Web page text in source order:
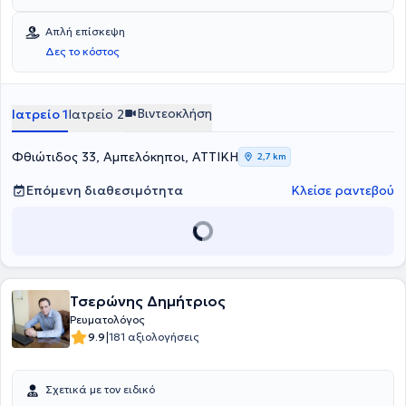
Απλή επίσκεψη
Δες το κόστος
Ιατρείο 1Ιατρείο 2 Βιντεοκλήση
Φθιώτιδος 33, Αμπελόκηποι, ΑΤΤΙΚΗ 2,7 km
Επόμενη διαθεσιμότητα Κλείσε ραντεβού
Τσερώνης Δημήτριος
Ρευματολόγος
9.9|181 αξιολογήσεις
Σχετικά με τον ειδικό